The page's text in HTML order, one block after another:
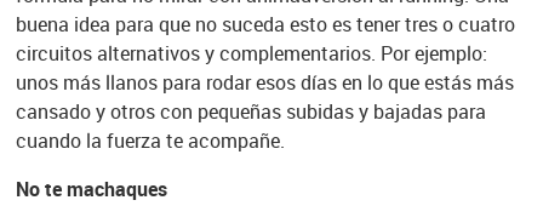
buena idea para que no suceda esto es tener tres o cuatro
circuitos alternativos y complementarios. Por ejemplo:
unos más llanos para rodar esos días en lo que estás más
cansado y otros con pequeñas subidas y bajadas para
cuando la fuerza te acompañe.
No te machaques